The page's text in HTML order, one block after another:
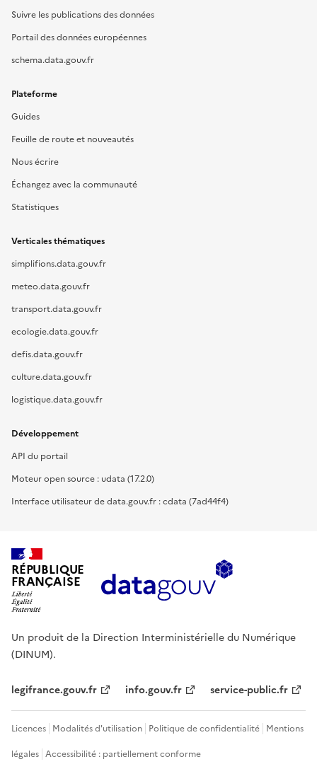
Suivre les publications des données
Portail des données européennes
schema.data.gouv.fr
Plateforme
Guides
Feuille de route et nouveautés
Nous écrire
Échangez avec la communauté
Statistiques
Verticales thématiques
simplifions.data.gouv.fr
meteo.data.gouv.fr
transport.data.gouv.fr
ecologie.data.gouv.fr
defis.data.gouv.fr
culture.data.gouv.fr
logistique.data.gouv.fr
Développement
API du portail
Moteur open source : udata (17.2.0)
Interface utilisateur de data.gouv.fr : cdata (7ad44f4)
RÉPUBLIQUE
FRANÇAISE
Un produit de la Direction Interministérielle du Numérique
(DINUM).
legifrance.gouv.fr info.gouv.fr service-public.fr
Licences Modalités d'utilisation Politique de confidentialité Mentions
légales Accessibilité : partiellement conforme